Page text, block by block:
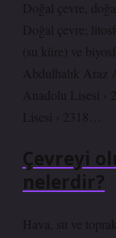
Doğal çevre,
Doğal çevre;
(su küre) ve
Abdulhalık Araz
Anadolu Lisesi
Lisesi › 2318…
Çevreyi
nelerdir?
Hava, su ve